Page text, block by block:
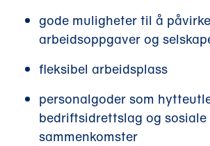
gode muligheter til å
arbeidsoppgaver og
fleksibel arbeidsplass
personalgoder som
bedriftsidrettslag og sosiale
sammenkomster